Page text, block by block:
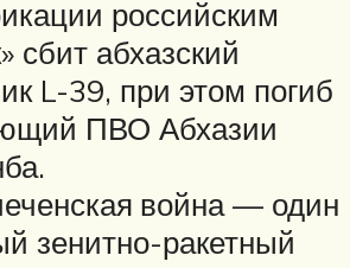
российским
сбит абхазский
L-39, при этом погиб
ПВО Абхазии
война — один
зенитно-ракетный